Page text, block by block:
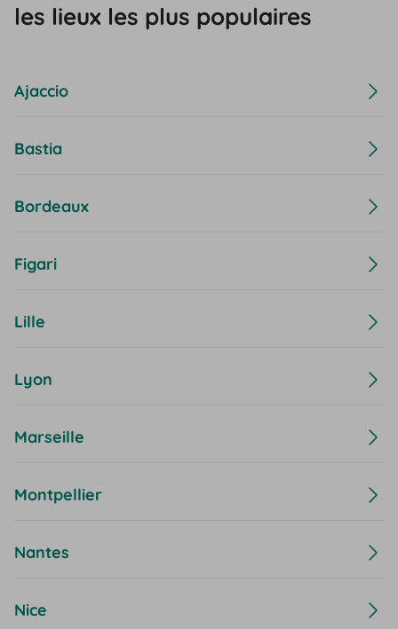
les lieux les plus populaires
Ajaccio
Bastia
Bordeaux
Figari
Lille
Lyon
Marseille
Montpellier
Nantes
Nice